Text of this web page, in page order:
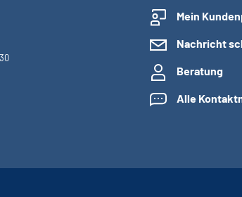
Mein
Nachricht
Beratung
Alle